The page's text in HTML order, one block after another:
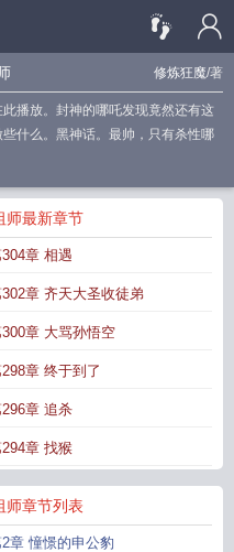
修炼狂魔/著
播放。封神的哪吒发现竟然还有这
什么。黑神话。最帅，只有杀性哪
师最新章节
章 相遇
章 齐天大圣收徒弟
章 大骂孙悟空
章 终于到了
章 追杀
章 找猴
师章节列表
章 憧憬的申公豹